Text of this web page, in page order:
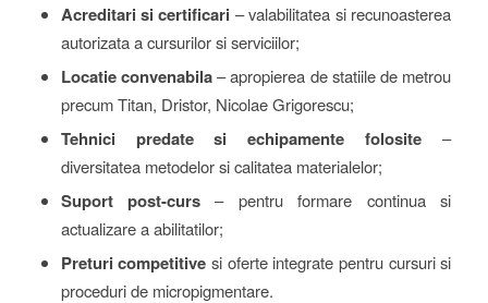
Acreditari si certificari – valabilitatea si recunoasterea
autorizata a cursurilor si serviciilor;
Locatie convenabila– apropierea de statiile de metrou
precum Titan, Dristor, Nicolae Grigorescu;
Tehnici predate si echipamente folosite –
diversitatea metodelor si calitatea materialelor;
Suport post-curs – pentru formare continua si
actualizare a abilitatilor;
Preturi competitive si oferte integrate pentru cursuri si
proceduri de micropigmentare.